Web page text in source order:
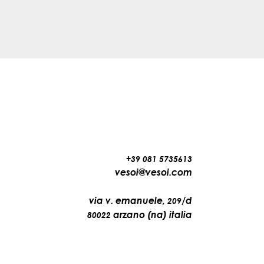
+39 081 5735613
vesoi@vesoi.com
via v. emanuele, 209/d
80022 arzano (na) italia